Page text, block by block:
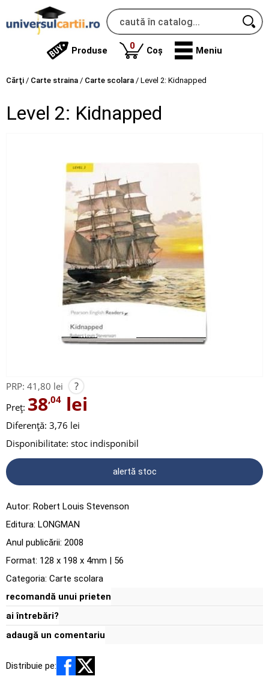
Produse 0produse
Coș Meniu
Cărţi / Carte straina / Carte scolara / Level 2: Kidnapped
Level 2: Kidnapped
PRP: 41,80 lei ?
Preț: 38,04 lei
Diferență: 3,76 lei
Disponibilitate: stoc indisponibil
alertă stoc
Autor: Robert Louis Stevenson
Editura: LONGMAN
Anul publicării: 2008
Format: 128 x 198 x 4mm | 56
Categoria: Carte scolara
recomandă unui prieten
ai întrebări?
adaugă un comentariu
Distribuie pe: